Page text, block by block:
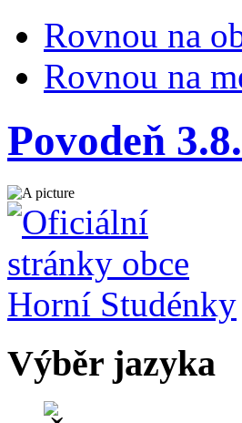
Rovnou na
Rovnou na
Povodeň
Výběr jazyka